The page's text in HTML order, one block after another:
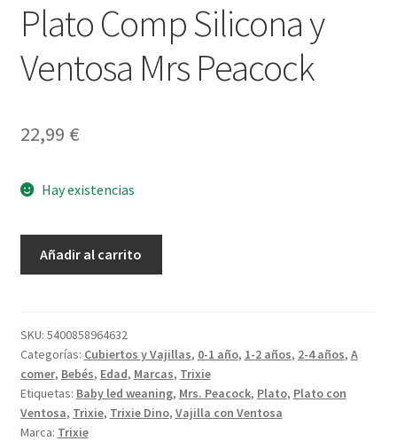
Plato Comp Silicona y
Ventosa Mrs Peacock
22,99 €
Hay existencias
Ventosa
Mrs
Peacock
cantidad
Añadir al carrito
SKU: 5400858964632
Categorías: Cubiertos y Vajillas, 0-1 año, 1-2 años, 2-4 años, A
comer, Bebés, Edad, Marcas, Trixie
Etiquetas: Baby led weaning, Mrs. Peacock, Plato, Plato con
Ventosa, Trixie, Trixie Dino, Vajilla con Ventosa
Marca: Trixie